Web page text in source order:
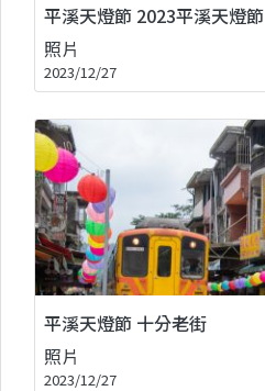
平溪天燈節 2023平溪天燈節
照片
2023/12/27
平溪天燈節 十分老街
照片
2023/12/27